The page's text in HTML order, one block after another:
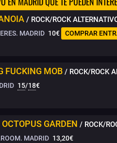
/ ROCK/ROCK
MADRID 10€ COMPRAR
FUCKING MOB / ROCK/ROCK
15/18€
GARDEN / ROCK/
MADRID 13,20€